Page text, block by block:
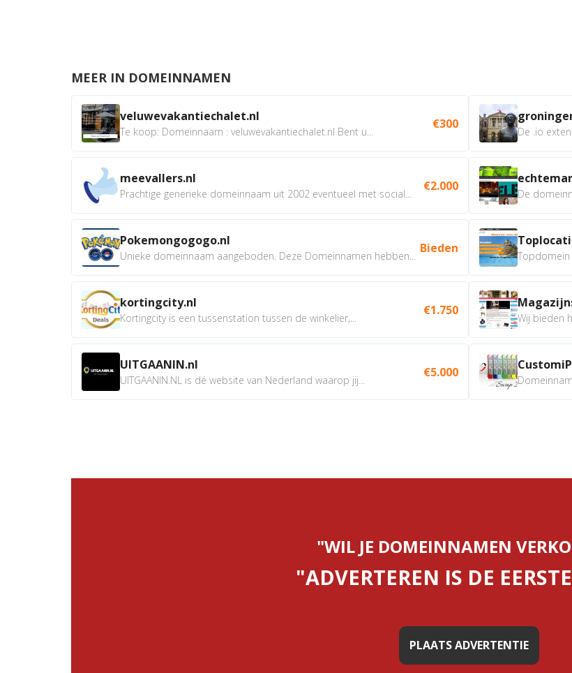
MEER IN DOMEINNAMEN
veluwevakantiechalet.nl
Te koop: Domeinnaam : veluwevakantiechalet.nl Bent u...
€300
meevallers.nl
Prachtige generieke domeinnaam uit 2002 eventueel met social...
€2.000
Pokemongogogo.nl
Unieke domeinnaam aangeboden. Deze Domeinnamen hebben...
Bieden
kortingcity.nl
Kortingcity is een tussenstation tussen de winkelier,...
€1.750
UITGAANIN.nl
UITGAANIN.NL is dé website van Nederland waarop jij...
€5.000
De .io
De
Topdomein
Wij bieden
"WIL JE DOMEINNAMEN
"ADVERTEREN IS DE
PLAATS ADVERTENTIE